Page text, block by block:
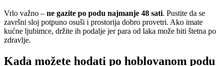
Vrlo važno – ne gazite po podu najmanje 48 sati. Pustite da se
završni sloj potpuno osuši i prostorija dobro provetri.​ Ako imate
kućne ljubimce, držite ih podalje jer para od laka može biti štetna po
zdravlje.
Kada možete hodati po hoblovanom podu